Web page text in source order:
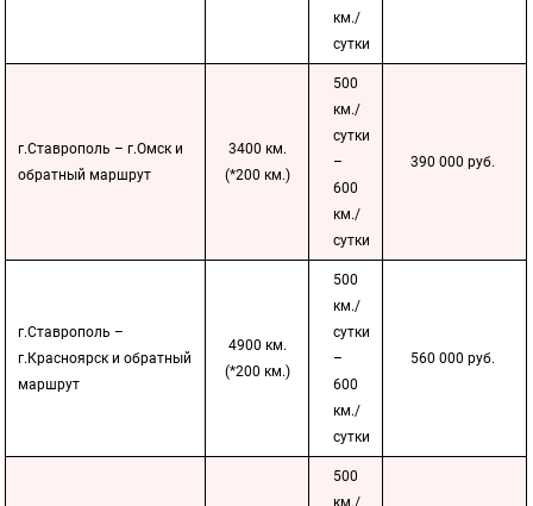
км./
сутки
г.Ставрополь – г.Омск и
обратный маршрут
3400 км.
(*200 км.)
500
км./
сутки
–
600
км./
сутки
390 000 руб.
г.Ставрополь –
г.Красноярск и обратный
маршрут
4900 км.
(*200 км.)
500
км./
сутки
–
600
км./
сутки
560 000 руб.
500
км./